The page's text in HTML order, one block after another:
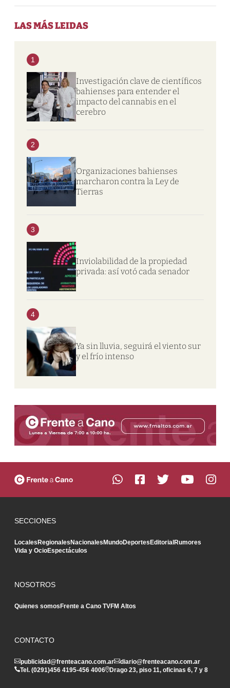
LAS MÁS LEIDAS
1
Investigación clave de científicos
bahienses para entender el
impacto del cannabis en el
cerebro
2
Organizaciones bahienses
marcharon contra la Ley de
Tierras
3
Inviolabilidad de la propiedad
privada: así votó cada senador
4
Ya sin lluvia, seguirá el viento sur
y el frío intenso
SECCIONES
LocalesRegionalesNacionalesMundoDeportesEditorialRumores
Vida y OcioEspectáculos
NOSOTROS
Quienes somosFrente a Cano TVFM Altos
CONTACTO
publicidad@frenteacano.com.ar
diario@frenteacano.com.ar
Tel. (0291)456 4195-456 4006 Drago 23, piso 11, oficinas 6, 7 y 8